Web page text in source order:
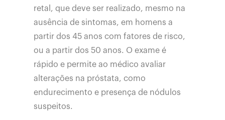
retal, que deve ser realizado, mesmo na
ausência de sintomas, em homens a
partir dos 45 anos com fatores de risco,
ou a partir dos 50 anos. O exame é
rápido e permite ao médico avaliar
alterações na próstata, como
endurecimento e presença de nódulos
suspeitos.